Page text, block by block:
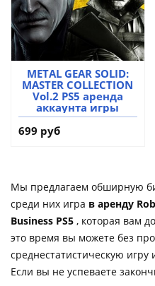
METAL GEAR SOLID:
MASTER COLLECTION
Vol.2 PS5 аренда
аккаунта игры
699 руб
Мы предлагаем обширную
среди них игра в аренду
Business PS5 , которая вам
это время вы можете без
среднестатистическую игру
Если вы не успеваете